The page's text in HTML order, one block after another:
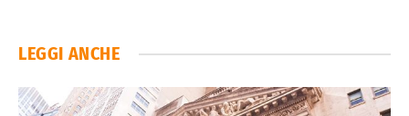
LEGGI ANCHE